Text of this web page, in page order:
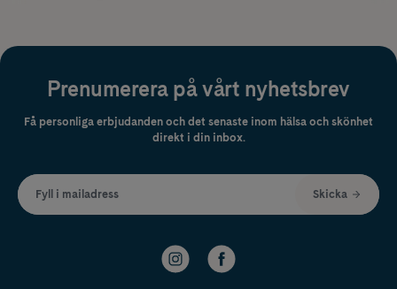
Prenumerera på vårt nyhetsbrev
Få personliga erbjudanden och det senaste inom hälsa och skönhet
direkt i din inbox.
Fyll i mailadress Skicka